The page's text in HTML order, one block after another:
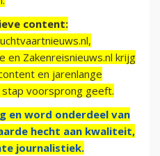
content:
en Zakenreisnieuws.nl krijg
en jarenlange
voorsprong geeft.
en word onderdeel van
hecht aan kwaliteit,
journalistiek.